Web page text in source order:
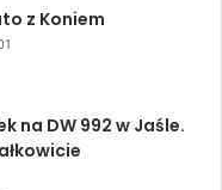
z Koniem
na DW 992 w Jaśle.